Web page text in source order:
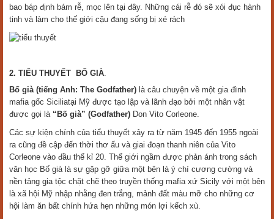
bao báp định bám rễ, mọc lên tại đây. Những cái rễ đó sẽ xói đục hành
tinh và làm cho thế giới cậu đang sống bị xé rách
2. TIỂU THUYẾT BỐ GIÀ.
Bố già (tiếng Anh: The Godfather) là câu chuyện về một gia đình
mafia gốc Siciliatại Mỹ được tạo lập và lãnh đạo bởi một nhân vật
được gọi là “Bố già” (Godfather) Don Vito Corleone.
Các sự kiện chính của tiểu thuyết xảy ra từ năm 1945 đến 1955 ngoài
ra cũng đề cập đến thời thơ ấu và giai đoạn thanh niên của Vito
Corleone vào đầu thế kỉ 20. Thế giới ngầm được phản ánh trong sách
văn học Bố già là sự gặp gỡ giữa một bên là ý chí cương cường và
nền tảng gia tộc chặt chẽ theo truyền thống mafia xứ Sicily với một bên
là xã hội Mỹ nhập nhằng đen trắng, mảnh đất màu mỡ cho những cơ
hội làm ăn bất chính hứa hẹn những món lợi kếch xù.